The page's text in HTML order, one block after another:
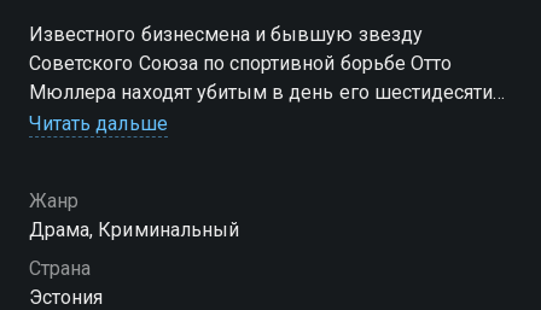
Известного бизнесмена и бывшую звезду
Советского Союза по спортивной борьбе Отто
Мюллера находят убитым в день его шестидесяти
пятилетия. Опросы членов его семьи выявляют
Посмотреть онлайн 1 сезон сериала Кто убил Отто
Мюллера? вы можете совершенно бесплатно в
хорошем HD качестве на Смотрёшке
Читать дальше
Жанр
Драма, Криминальный
Страна
Эстония